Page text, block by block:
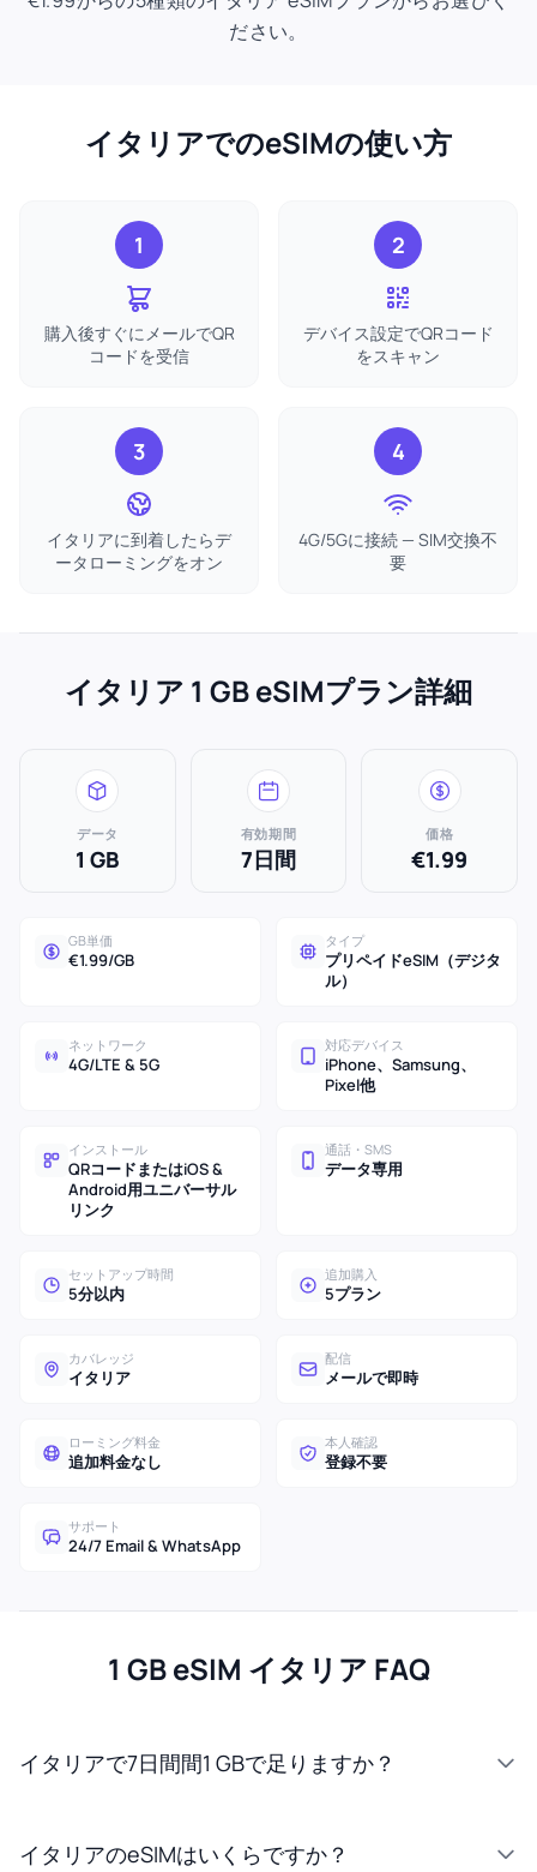
ださい。
イタリアでのeSIMの使い方
1
購入後すぐにメールでQR
コードを受信
2
デバイス設定でQRコード
をスキャン
3
イタリアに到着したらデ
ータローミングをオン
4
4G/5Gに接続 — SIM交換不
要
イタリア 1 GB eSIMプラン詳細
データ
1 GB
有効期間
7日間
価格
€1.99
GB単価
€1.99/GB
タイプ
プリペイドeSIM（デジタ
ル）
ネットワーク
4G/LTE & 5G
対応デバイス
iPhone、Samsung、
Pixel他
インストール
QRコードまたはiOS &
Android用ユニバーサル
リンク
通話・SMS
データ専用
セットアップ時間
5分以内
追加購入
5プラン
カバレッジ
イタリア
配信
メールで即時
ローミング料金
追加料金なし
本人確認
登録不要
サポート
24/7 Email & WhatsApp
1 GB eSIM イタリア FAQ
イタリアで7日間間1 GBで足りますか？
イタリアのeSIMはいくらですか？